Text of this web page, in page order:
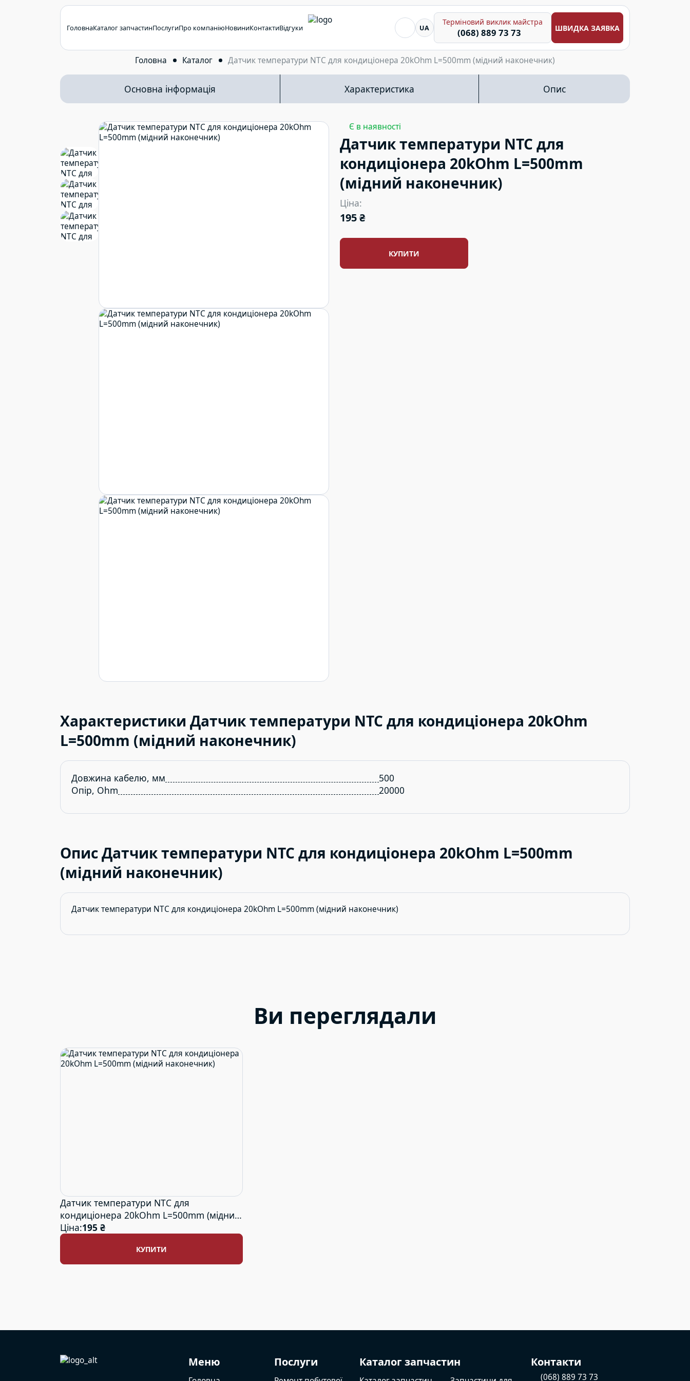
ГоловнаКаталог запчастинПослугиПро компаніюНовиниКонтактиВідгуки Я шукаю...
UA
Терміновий виклик майстра
(068) 889 73 73 ШВИДКА ЗАЯВКА
Головна Каталог Датчик температури NTC для кондиціонера 20kOhm L=500mm (мідний наконечник)
Основна інформація Характеристика Опис
Є в наявності
Датчик температури NTC для
кондиціонера 20kOhm L=500mm
(мідний наконечник)
Ціна:
195 ₴
КУПИТИ
Характеристики Датчик температури NTC для кондиціонера 20kOhm
L=500mm (мідний наконечник)
Довжина кабелю, мм
500
Опір, Ohm
20000
Опис Датчик температури NTC для кондиціонера 20kOhm L=500mm
(мідний наконечник)
Датчик температури NTC для кондиціонера 20kOhm L=500mm (мідний наконечник)
Ви переглядали
Датчик температури NTC для
кондиціонера 20kOhm L=500mm (мідний
наконечник)
Ціна:195 ₴
КУПИТИ
Меню Послуги Каталог запчастин Контакти
(068) 889 73 73